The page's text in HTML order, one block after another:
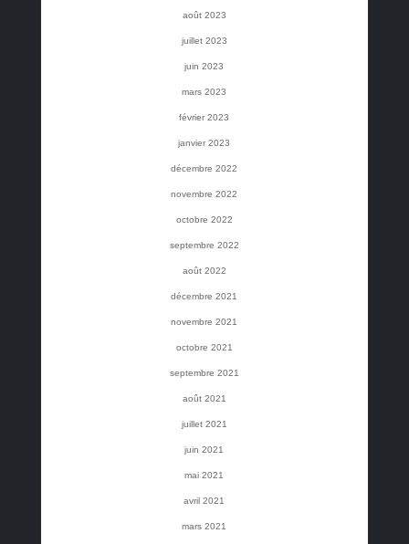
août 2023
juillet 2023
juin 2023
mars 2023
février 2023
janvier 2023
décembre 2022
novembre 2022
octobre 2022
septembre 2022
août 2022
décembre 2021
novembre 2021
octobre 2021
septembre 2021
août 2021
juillet 2021
juin 2021
mai 2021
avril 2021
mars 2021